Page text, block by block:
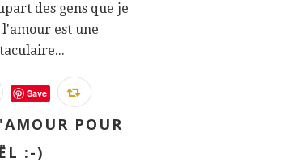
des gens que je
l'amour est une
Save
POUR
:-)